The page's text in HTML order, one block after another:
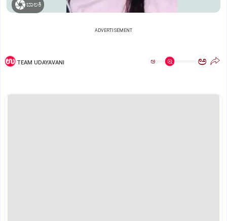
ಬಾಲಕಿ
ADVERTISEMENT
TEAM UDAYAVANI ಅ ಅ